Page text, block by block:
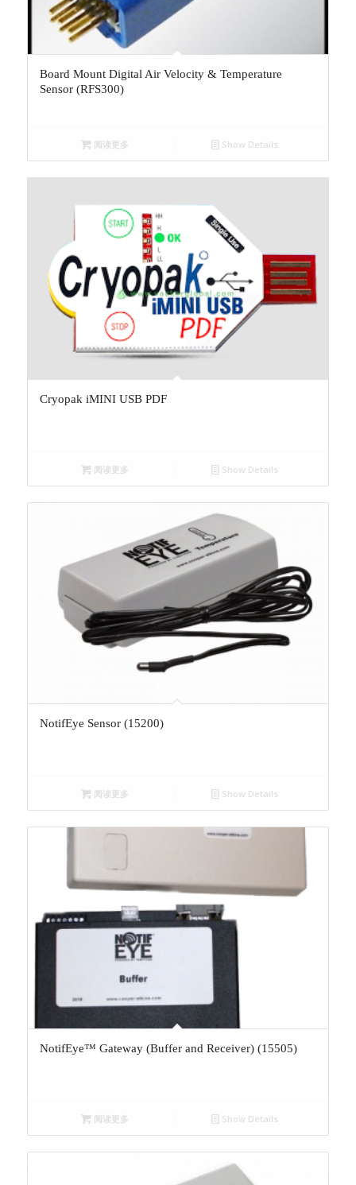
Board Mount Digital Air Velocity & Temperature
Sensor (RFS300)
阅读更多 Show Details
Cryopak iMINI USB PDF
阅读更多 Show Details
NotifEye Sensor (15200)
阅读更多 Show Details
NotifEye™ Gateway (Buffer and Receiver) (15505)
阅读更多 Show Details